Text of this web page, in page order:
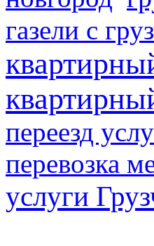
газели с
переезд
перевозка
услуги